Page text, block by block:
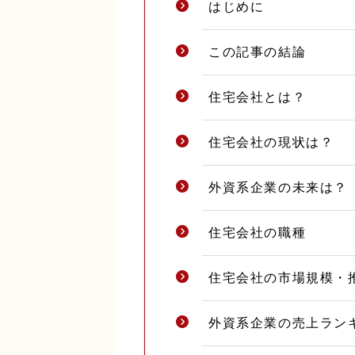
はじめに
この記事の結論
住宅会社とは？
住宅会社の現状は？
外資系企業の未来は？
住宅会社の職種
住宅会社の市場規模・
外資系企業の売上ラン